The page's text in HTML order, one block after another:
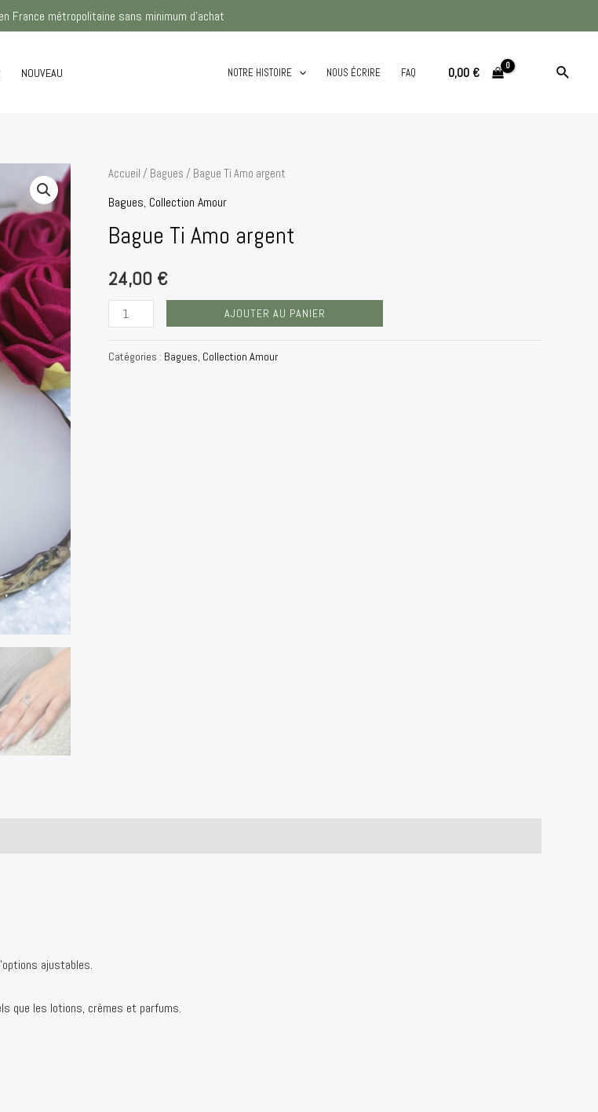
France métropolitaine sans minimum d'achat
NOUVEAU NOTRE HISTOIRE NOUS ÉCRIRE FAQ 0,00€
Accueil / Bagues / Bague Ti Amo argent
Bagues, Collection Amour
Bague Ti Amo argent
24,00 €
quantité
de
Ti
argent
AJOUTER AU PANIER
Catégories : Bagues, Collection Amour
ajustables.
que les lotions, crèmes et parfums.